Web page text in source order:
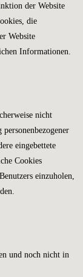
der Website
die
Website
Informationen.
nicht
eingebettete
Cookies
einzuholen,
und noch nicht in